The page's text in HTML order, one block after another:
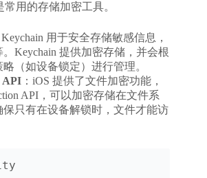
常用的存储加密工具。
Keychain 用于安全存储敏感信息，
Keychain 提供加密存储，并会根
（如设备锁定）进行管理。
API ：iOS 提供了文件加密功能，
API，可以加密存储在文件系
只有在设备解锁时，文件才能访